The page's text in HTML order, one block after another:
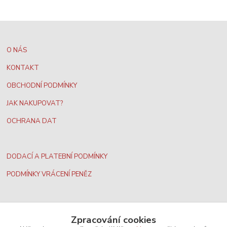
O NÁS
KONTAKT
OBCHODNÍ PODMÍNKY
JAK NAKUPOVAT?
OCHRANA DAT
DODACÍ A PLATEBNÍ PODMÍNKY
PODMÍNKY VRÁCENÍ PENĚZ
Zpracování cookies